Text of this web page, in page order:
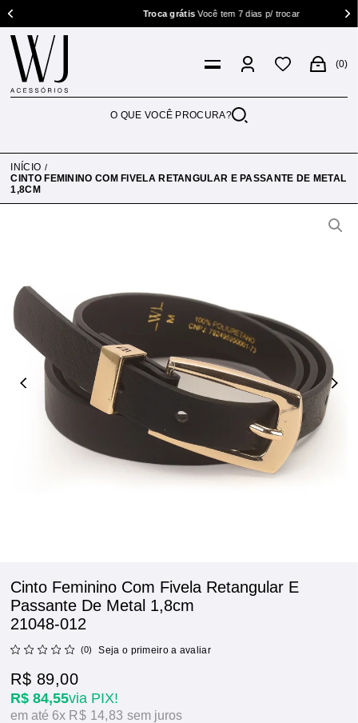
Troca grátisVocê tem 7 dias p/ trocar
0
INÍCIO
CINTO FEMININO COM FIVELA RETANGULAR E PASSANTE DE METAL
1,8CM
Cinto Feminino Com Fivela Retangular E
Passante De Metal 1,8cm
21048-012
(0) Seja o primeiro a avaliar
R$ 84,55via PIX!
R$ 89,00
6x R$ 14,83sem juros